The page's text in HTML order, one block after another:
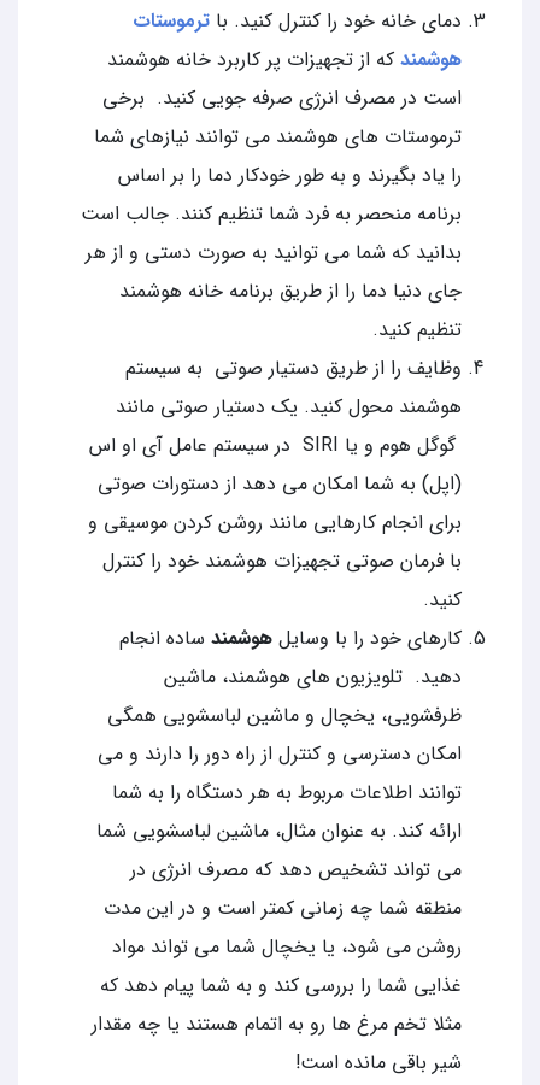
دمای خانه خود را کنترل کنید. با ترموستات
هوشمند که از تجهیزات پر کاربرد خانه هوشمند
است در مصرف انرژی صرفه جویی کنید. برخی
ترموستات های هوشمند می توانند نیازهای شما
را یاد بگیرند و به طور خودکار دما را بر اساس
برنامه منحصر به فرد شما تنظیم کنند. جالب است
بدانید که شما می توانید به صورت دستی و از هر
جای دنیا دما را از طریق برنامه خانه هوشمند
تنظیم کنید.
وظایف را از طریق دستیار صوتی به سیستم
هوشمند محول کنید. یک دستیار صوتی مانند
گوگل هوم و یا SIRI در سیستم عامل آي او اس
(اپل) به شما امکان می دهد از دستورات صوتی
برای انجام کارهایی مانند روشن کردن موسیقی و
با فرمان صوتی تجهیزات هوشمند خود را کنترل
کنید.
کارهای خود را با وسایل هوشمند ساده انجام
دهید. تلویزیون های هوشمند، ماشین
ظرفشویی، یخچال و ماشین لباسشویی همگی
امکان دسترسی و کنترل از راه دور را دارند و می
توانند اطلاعات مربوط به هر دستگاه را به شما
ارائه کند. به عنوان مثال، ماشین لباسشویی شما
می تواند تشخیص دهد که مصرف انرژی در
منطقه شما چه زمانی کمتر است و در این مدت
روشن می شود، یا یخچال شما می تواند مواد
غذایی شما را بررسی کند و به شما پیام دهد که
مثلا تخم مرغ ها رو به اتمام هستند یا چه مقدار
شیر باقی مانده است!